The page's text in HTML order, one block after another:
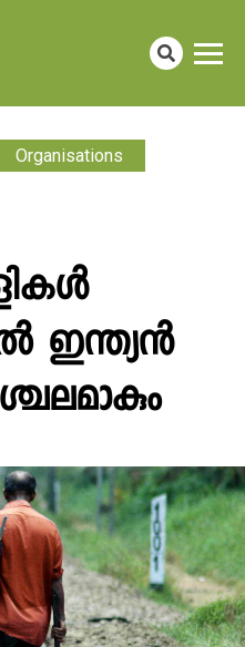
Organisations
ഇന്ത്യൻ